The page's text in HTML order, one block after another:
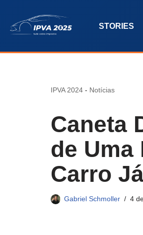
Pular
o
STORIES
IPVA 2024 - Notícias
Caneta
de Uma
Carro
Gabriel Schmoller 4